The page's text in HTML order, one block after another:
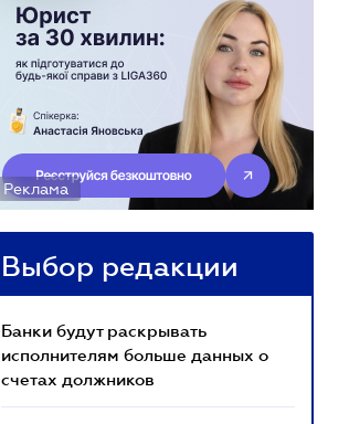
Реклама
Выбор редакции
Банки будут раскрывать
исполнителям больше данных о
счетах должников